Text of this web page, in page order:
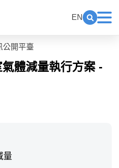
EN
公開平臺
體減量執行方案 -
量